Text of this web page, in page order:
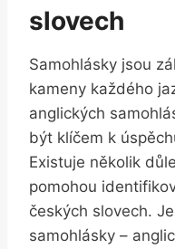
slovech
Samohlásky jsou
kameny každého
anglických
být klíčem k
Existuje několik
pomohou
českých slovech.
samohlásky –